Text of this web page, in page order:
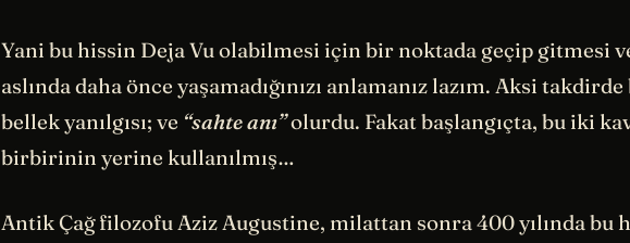
Yani bu hissin Deja Vu olabilmesi için bir noktada geçip gitmesi
aslında daha önce yaşamadığınızı anlamanız lazım. Aksi takdirde
bellek yanılgısı; ve “sahte anı”olurdu. Fakat başlangıçta, bu iki
birbirinin yerine kullanılmış…
Antik Çağ filozofu Aziz Augustine, milattan sonra 400 yılında bu